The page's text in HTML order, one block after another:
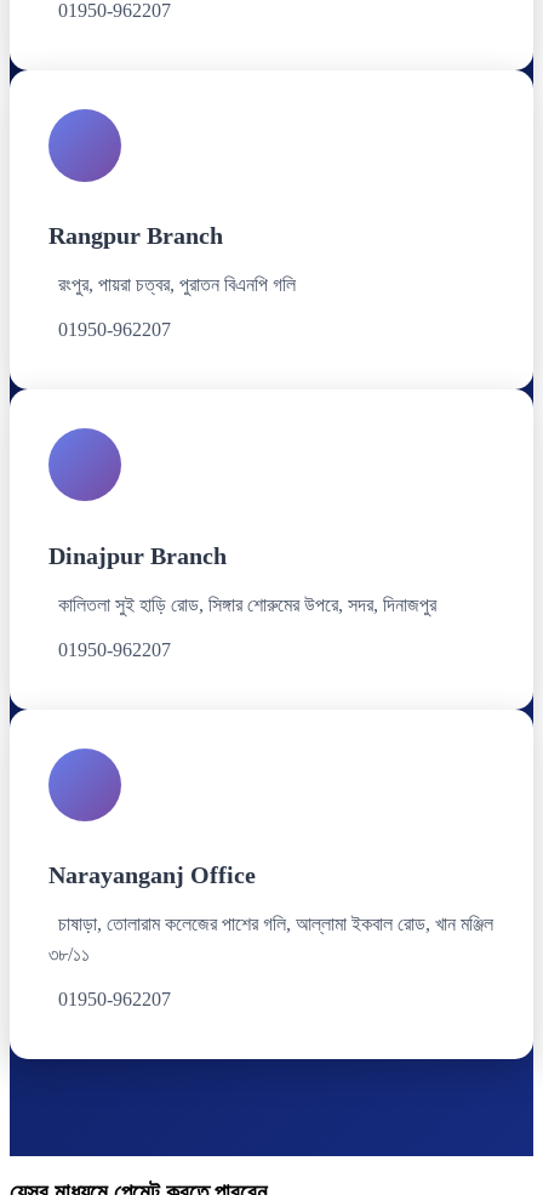
01950-962207
Rangpur Branch
রংপুর, পায়রা চত্বর, পুরাতন বিএনপি গলি
01950-962207
Dinajpur Branch
কালিতলা সুই হাড়ি রোড, সিঙ্গার শোরুমের উপরে, সদর, দিনাজপুর
01950-962207
Narayanganj Office
চাষাড়া, তোলারাম কলেজের পাশের গলি, আল্লামা ইকবাল রোড, খান মঞ্জিল
৩৮/১১
01950-962207